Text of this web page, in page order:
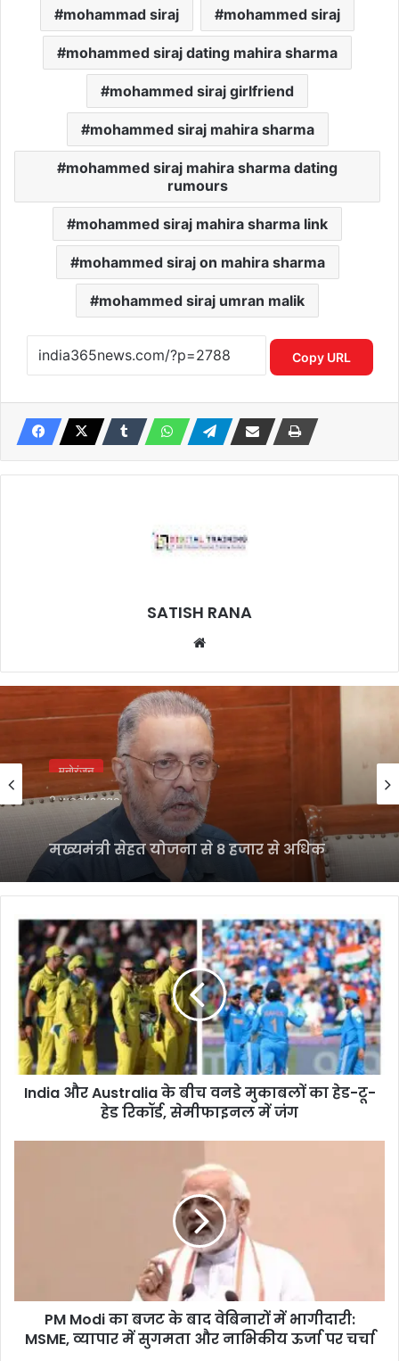
mohammad siraj mohammed siraj
mohammed siraj dating mahira sharma
mohammed siraj girlfriend
mohammed siraj mahira sharma
mohammed siraj mahira sharma dating
rumours
mohammed siraj mahira sharma link
mohammed siraj on mahira sharma
mohammed siraj umran malik
Copy URL
SATISH RANA
मनोरंजन
2 weeks ago
मुख्यमंत्री सेहत योजना से 8 हजार से अधिक
कैंसर मरीजों को मिला कैशलेस इलाज, ₹20
करोड़ से ज्यादा खर्च
India
और
Australia
के
बीच
वनडे
मुकाबलों
का
हेड-
India और Australia के बीच वनडे मुकाबलों का हेड-टू-
हेड रिकॉर्ड, सेमीफाइनल में जंग
भागीदारी:
MSME,
व्यापार
PM Modi का बजट के बाद वेबिनारों में भागीदारी:
MSME, व्यापार में सुगमता और नाभिकीय ऊर्जा पर चर्चा